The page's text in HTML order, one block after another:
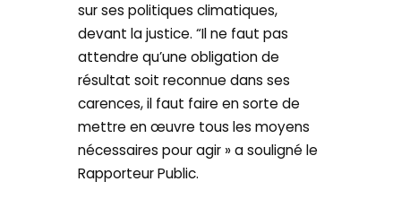
sur ses politiques climatiques,
devant la justice. “Il ne faut pas
attendre qu’une obligation de
résultat soit reconnue dans ses
carences, il faut faire en sorte de
mettre en œuvre tous les moyens
nécessaires pour agir » a souligné le
Rapporteur Public.